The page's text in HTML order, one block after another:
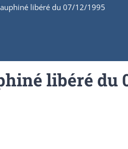
libéré du 07/12/1995
libéré du